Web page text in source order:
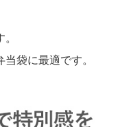
袋に最適です。